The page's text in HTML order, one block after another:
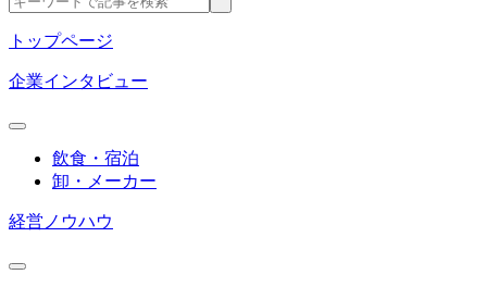
トップページ
企業インタビュー
飲食・宿泊
卸・メーカー
経営ノウハウ